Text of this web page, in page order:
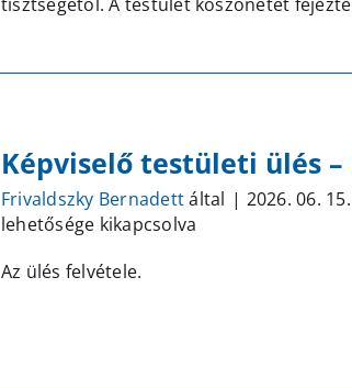
Képviselő testületi ülés –
Frivaldszky Bernadettáltal | 2026. 06. 15.
lehetősége kikapcsolva
Az ülés felvétele.